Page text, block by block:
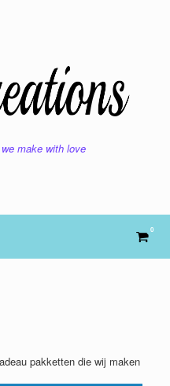
make with love
0
pakketten die wij maken